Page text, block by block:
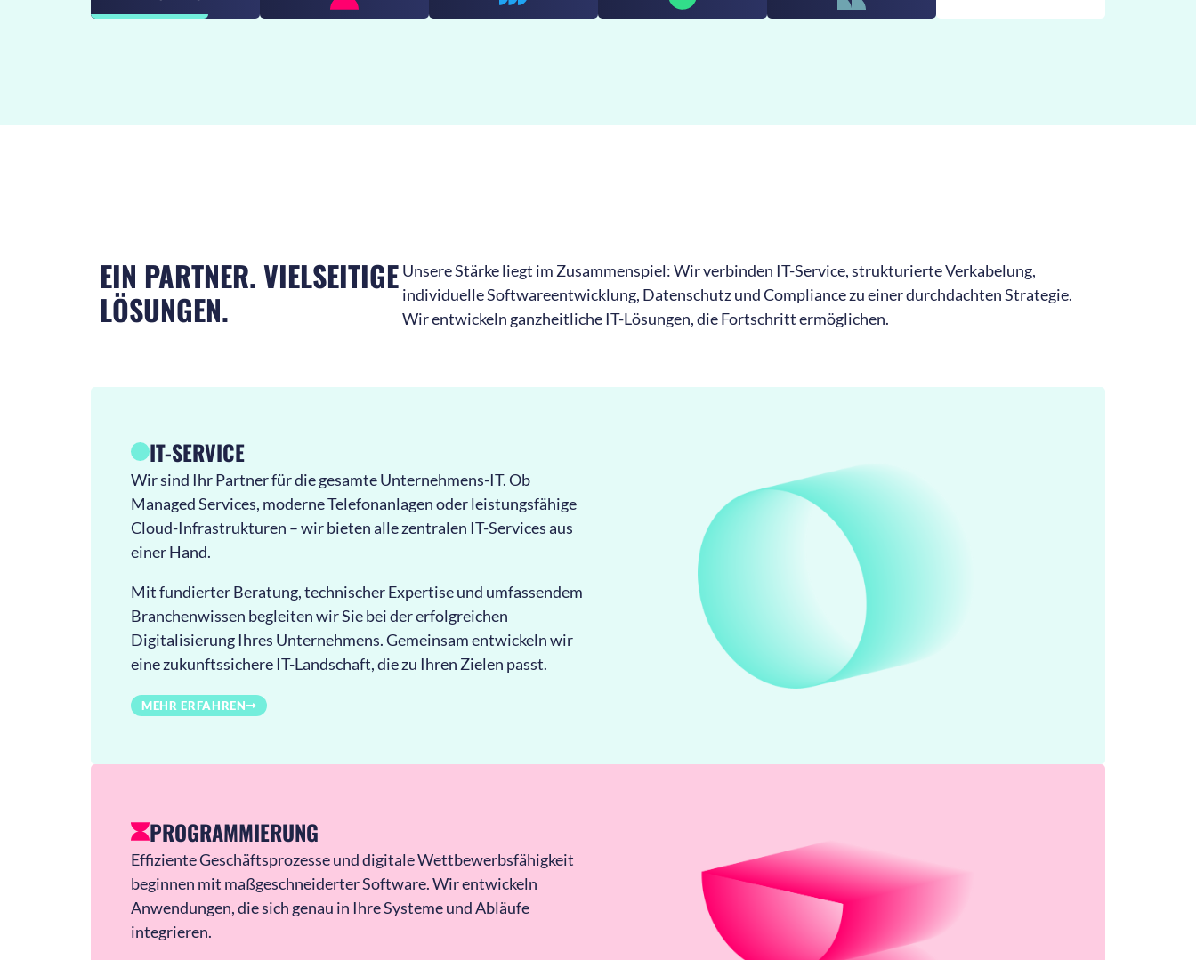
EIN PARTNER. VIELSEITIGE
LÖSUNGEN.
Unsere Stärke liegt im Zusammenspiel: Wir verbinden IT-Service, strukturierte Verkabelung,
individuelle Softwareentwicklung, Datenschutz und Compliance zu einer durchdachten Strategie.
Wir entwickeln ganzheitliche IT-Lösungen, die Fortschritt ermöglichen.
IT-SERVICE
Wir sind Ihr Partner für die gesamte Unternehmens-IT. Ob
Managed Services, moderne Telefonanlagen oder leistungsfähige
Cloud-Infrastrukturen – wir bieten alle zentralen IT-Services aus
einer Hand.
Mit fundierter Beratung, technischer Expertise und umfassendem
Branchenwissen begleiten wir Sie bei der erfolgreichen
Digitalisierung Ihres Unternehmens. Gemeinsam entwickeln wir
eine zukunftssichere IT-Landschaft, die zu Ihren Zielen passt.
MEHR ERFAHREN
PROGRAMMIERUNG
Effiziente Geschäftsprozesse und digitale Wettbewerbsfähigkeit
beginnen mit maßgeschneiderter Software. Wir entwickeln
Anwendungen, die sich genau in Ihre Systeme und Abläufe
integrieren.